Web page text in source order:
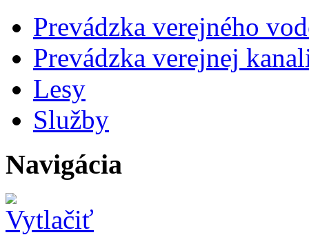
Prevádzka verejného
Prevádzka verejnej
Lesy
Služby
Navigácia